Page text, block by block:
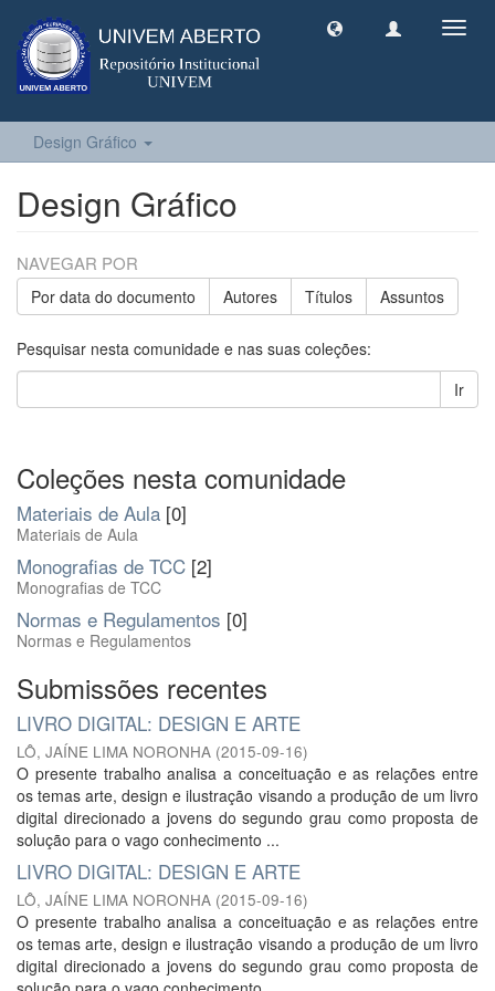
Design Gráfico
Design Gráfico
NAVEGAR POR
Por data do documento Autores Títulos Assuntos
Pesquisar nesta comunidade e nas suas coleções:
Ir
Coleções nesta comunidade
Materiais de Aula [0]
Materiais de Aula
Monografias de TCC [2]
Monografias de TCC
Normas e Regulamentos [0]
Normas e Regulamentos
Submissões recentes
LIVRO DIGITAL: DESIGN E ARTE
LÔ, JAÍNE LIMA NORONHA (2015-09-16)
O presente trabalho analisa a conceituação e as relações entre
os temas arte, design e ilustração visando a produção de um livro
digital direcionado a jovens do segundo grau como proposta de
solução para o vago conhecimento ...
LIVRO DIGITAL: DESIGN E ARTE
LÔ, JAÍNE LIMA NORONHA (2015-09-16)
O presente trabalho analisa a conceituação e as relações entre
os temas arte, design e ilustração visando a produção de um livro
digital direcionado a jovens do segundo grau como proposta de